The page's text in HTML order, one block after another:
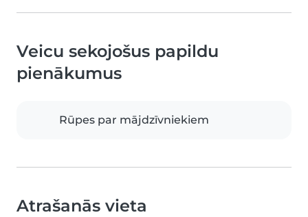
Veicu sekojošus papildu
pienākumus
Rūpes par mājdzīvniekiem
Atrašanās vieta